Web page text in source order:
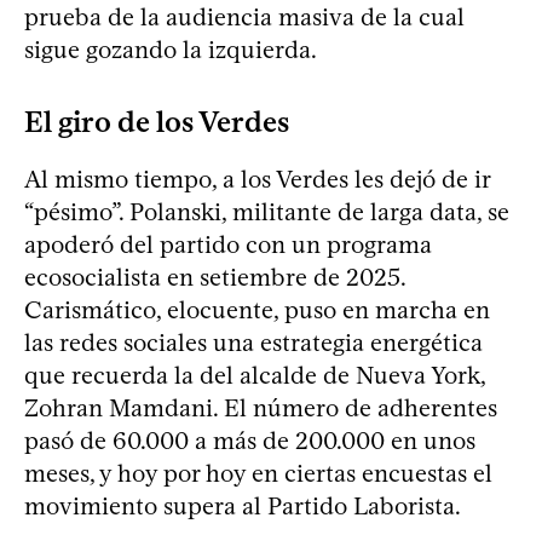
prueba de la audiencia masiva de la cual
sigue gozando la izquierda.
El giro de los Verdes
Al mismo tiempo, a los Verdes les dejó de ir
“pésimo”. Polanski, militante de larga data, se
apoderó del partido con un programa
ecosocialista en setiembre de 2025.
Carismático, elocuente, puso en marcha en
las redes sociales una estrategia energética
que recuerda la del alcalde de Nueva York,
Zohran Mamdani. El número de adherentes
pasó de 60.000 a más de 200.000 en unos
meses, y hoy por hoy en ciertas encuestas el
movimiento supera al Partido Laborista.